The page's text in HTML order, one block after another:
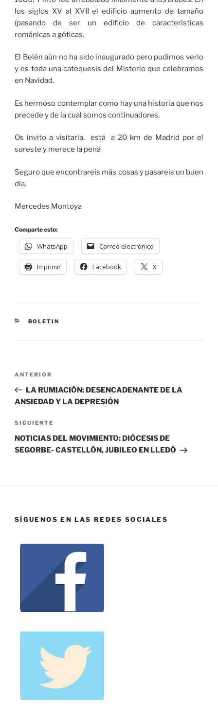
los siglos XV al XVII el edificio aumento de tamaño
(pasando de ser un edificio de características
románicas a góticas.
El Belén aún no ha sido inaugurado pero pudimos verlo
y es toda una catequesis del Misterio que celebramos
en Navidad.
Es hermoso contemplar como hay una historia que nos
precede y de la cual somos continuadores.
Os invito a visitarla, está a 20 km de Madrid por el
sureste y merece la pena
Seguro que encontrareis más cosas y pasareis un buen
día.
Mercedes Montoya
Comparte esto:
WhatsApp Correo electrónico
Imprimir Facebook X
BOLETIN
ANTERIOR
LA RUMIACIÓN: DESENCADENANTE DE LA
ANSIEDAD Y LA DEPRESIÓN
SIGUIENTE
NOTICIAS DEL MOVIMIENTO: DIÓCESIS DE
SEGORBE- CASTELLÓN, JUBILEO EN LLEDÓ
SÍGUENOS EN LAS REDES SOCIALES